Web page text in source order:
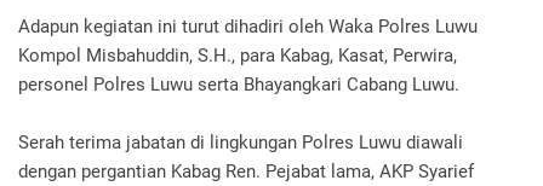
Adapun kegiatan ini turut dihadiri oleh Waka Polres Luwu
Kompol Misbahuddin, S.H., para Kabag, Kasat, Perwira,
personel Polres Luwu serta Bhayangkari Cabang Luwu.
Serah terima jabatan di lingkungan Polres Luwu diawali
dengan pergantian Kabag Ren. Pejabat lama, AKP Syarief